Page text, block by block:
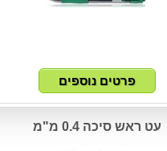
עט ראש סיכה 0.4 מ"מ